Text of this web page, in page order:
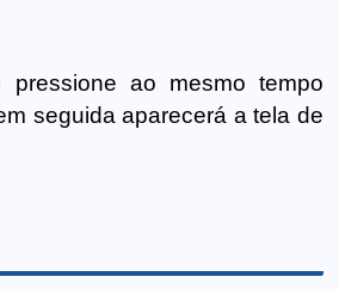
ao mesmo tempo
seguida aparecerá a tela de